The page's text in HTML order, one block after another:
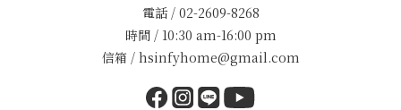
電話 / 02-2609-8268
時間 / 10:30 am-16:00 pm
信箱 / hsinfyhome@gmail.com